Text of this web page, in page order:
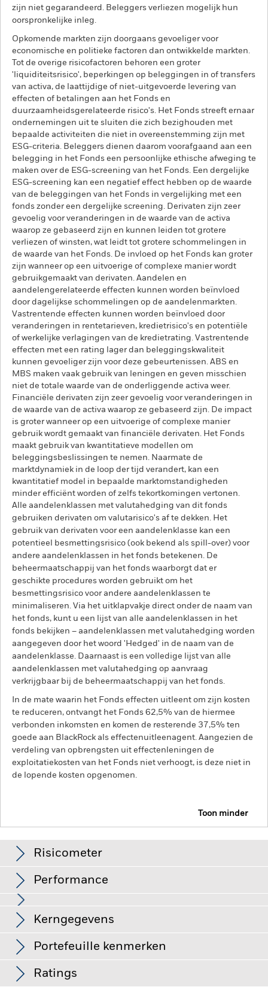
zijn niet gegarandeerd. Beleggers verliezen mogelijk hun
oorspronkelijke inleg.
Opkomende markten zijn doorgaans gevoeliger voor
economische en politieke factoren dan ontwikkelde markten.
Tot de overige risicofactoren behoren een groter
'liquiditeitsrisico', beperkingen op beleggingen in of transfers
van activa, de laattijdige of niet-uitgevoerde levering van
effecten of betalingen aan het Fonds en
duurzaamheidsgerelateerde risico's. Het Fonds streeft ernaar
ondernemingen uit te sluiten die zich bezighouden met
bepaalde activiteiten die niet in overeenstemming zijn met
ESG-criteria. Beleggers dienen daarom voorafgaand aan een
belegging in het Fonds een persoonlijke ethische afweging te
maken over de ESG-screening van het Fonds. Een dergelijke
ESG-screening kan een negatief effect hebben op de waarde
van de beleggingen van het Fonds in vergelijking met een
fonds zonder een dergelijke screening. Derivaten zijn zeer
gevoelig voor veranderingen in de waarde van de activa
waarop ze gebaseerd zijn en kunnen leiden tot grotere
verliezen of winsten, wat leidt tot grotere schommelingen in
de waarde van het Fonds. De invloed op het Fonds kan groter
zijn wanneer op een uitvoerige of complexe manier wordt
gebruikgemaakt van derivaten. Aandelen en
aandelengerelateerde effecten kunnen worden beïnvloed
door dagelijkse schommelingen op de aandelenmarkten.
Vastrentende effecten kunnen worden beïnvloed door
veranderingen in rentetarieven, kredietrisico's en potentiële
of werkelijke verlagingen van de kredietrating. Vastrentende
effecten met een rating lager dan beleggingskwaliteit
kunnen gevoeliger zijn voor deze gebeurtenissen. ABS en
MBS maken vaak gebruik van leningen en geven misschien
niet de totale waarde van de onderliggende activa weer.
Financiële derivaten zijn zeer gevoelig voor veranderingen in
de waarde van de activa waarop ze gebaseerd zijn. De impact
is groter wanneer op een uitvoerige of complexe manier
gebruik wordt gemaakt van financiële derivaten. Het Fonds
maakt gebruik van kwantitatieve modellen om
beleggingsbeslissingen te nemen. Naarmate de
marktdynamiek in de loop der tijd verandert, kan een
kwantitatief model in bepaalde marktomstandigheden
minder efficiënt worden of zelfs tekortkomingen vertonen.
Alle aandelenklassen met valutahedging van dit fonds
gebruiken derivaten om valutarisico's af te dekken. Het
gebruik van derivaten voor een aandelenklasse kan een
potentieel besmettingsrisico (ook bekend als spill-over) voor
andere aandelenklassen in het fonds betekenen. De
beheermaatschappij van het fonds waarborgt dat er
geschikte procedures worden gebruikt om het
besmettingsrisico voor andere aandelenklassen te
minimaliseren. Via het uitklapvakje direct onder de naam van
het fonds, kunt u een lijst van alle aandelenklassen in het
fonds bekijken – aandelenklassen met valutahedging worden
aangegeven door het woord 'Hedged' in de naam van de
aandelenklasse. Daarnaast is een volledige lijst van alle
aandelenklassen met valutahedging op aanvraag
verkrijgbaar bij de beheermaatschappij van het fonds.
In de mate waarin het Fonds effecten uitleent om zijn kosten
te reduceren, ontvangt het Fonds 62,5% van de hiermee
verbonden inkomsten en komen de resterende 37,5% ten
goede aan BlackRock als effectenuitleenagent. Aangezien de
verdeling van opbrengsten uit effectenleningen de
exploitatiekosten van het Fonds niet verhoogt, is deze niet in
de lopende kosten opgenomen.
Toon minder
Risicometer
Performance
Volledige grafiek bekijken
Opkomende markten zijn doorgaans gevoeliger voor
economische en politieke factoren dan ontwikkelde markten.
Tot de overige risicofactoren behoren een groter
'liquiditeitsrisico', beperkingen op beleggingen in of transfers
van activa, de laattijdige of niet-uitgevoerde levering van
effecten of betalingen aan het Fonds en
duurzaamheidsgerelateerde risico's.
Kerngegevens
Fondsomvang
Introductie fonds 22/sep/2022
Portefeuille kenmerken
Aantal posities
Ratings